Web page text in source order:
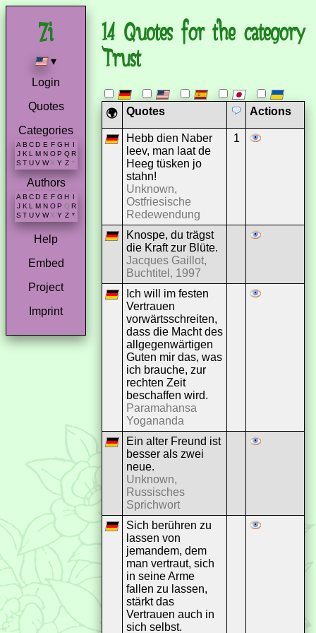
▾
Login
Quotes
Categories
A B C D E F G H I
J K L M N O P Q R
S T U V W X Y Z *
Authors
A B C D E F G H
J K L M N O P Q R
S T U V W X Y Z *
Help
Embed
Project
Imprint
14 Quotes for the category
Trust
🌍 Quotes Actions
Hebb dien Naber
leev, man laat de
Heeg tüsken jo
stahn!
Unknown,
Ostfriesische
Redewendung
1
Knospe, du trägst
die Kraft zur Blüte.
Jacques Gaillot,
Buchtitel, 1997
Ich will im festen
Vertrauen
vorwärtsschreiten,
dass die Macht des
allgegenwärtigen
Guten mir das, was
ich brauche, zur
rechten Zeit
beschaffen wird.
Paramahansa
Yogananda
Ein alter Freund ist
besser als zwei
neue.
Unknown,
Russisches
Sprichwort
Sich berühren zu
lassen von
jemandem, dem
man vertraut, sich
in seine Arme
fallen zu lassen,
stärkt das
Vertrauen auch in
sich selbst.